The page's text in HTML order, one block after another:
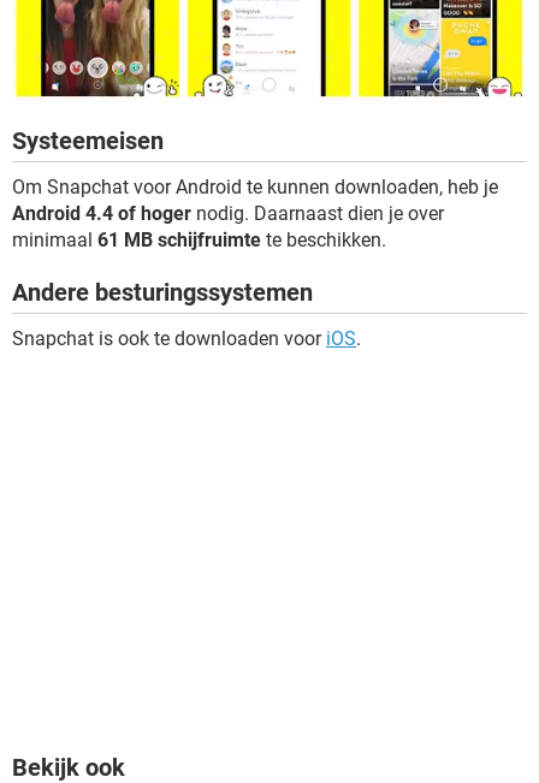
Systeemeisen
Om Snapchat voor Android te kunnen downloaden, heb je
Android 4.4 of hoger nodig. Daarnaast dien je over
minimaal 61 MB schijfruimte te beschikken.
Andere besturingssystemen
Snapchat is ook te downloaden voor iOS.
Bekijk ook